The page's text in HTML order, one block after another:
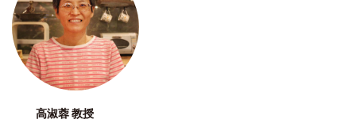
高淑蓉 教授